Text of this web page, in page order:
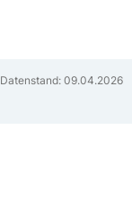
Datenstand: 09.04.2026